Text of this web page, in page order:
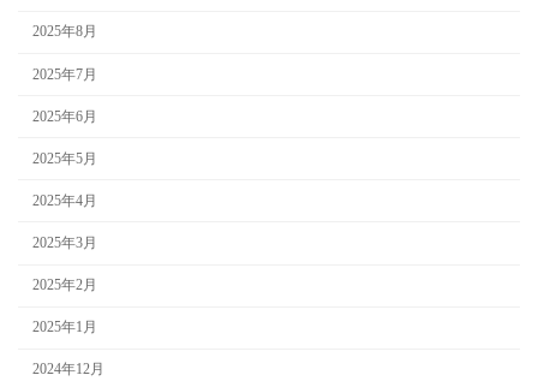
2025年8月
2025年7月
2025年6月
2025年5月
2025年4月
2025年3月
2025年2月
2025年1月
2024年12月